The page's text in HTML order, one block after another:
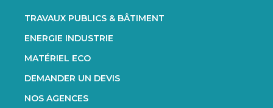
TRAVAUX PUBLICS & BÂTIMENT
ENERGIE INDUSTRIE
MATÉRIEL ECO
DEMANDER UN DEVIS
NOS AGENCES